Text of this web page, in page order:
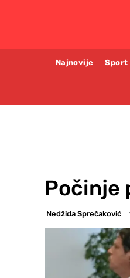
Najnovije Sport
Počinje
Nedžida Sprečaković